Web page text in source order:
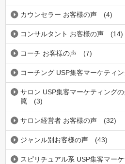
カウンセラー お客様の声 (4)
コンサルタント お客様の声 (14)
コーチ お客様の声 (7)
コーチング USP集客マーケティ
サロン USP集客マーケティング
罠
(3)
サロン経営者 お客様の声 (32)
ジャンル別お客様の声 (43)
スピリチュアル系 USP集客マー